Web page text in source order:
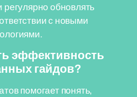
регулярно обновлять
с новыми
эффективность
гайдов?
помогает понять,